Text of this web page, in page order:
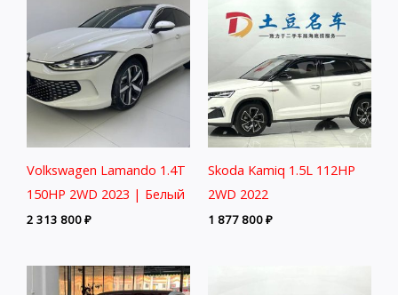
Volkswagen Lamando 1.4T
150HP 2WD 2023 | Белый
2 313 800₽
Skoda Kamiq 1.5L 112HP
2WD 2022
1 877 800₽